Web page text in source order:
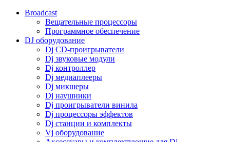
Broadcast
Вещательные процессоры
Программное обеспечение
DJ оборудование
Dj CD-проигрыватели
Dj звуковые модули
Dj контроллер
Dj медиаплееры
Dj микшеры
Dj наушники
Dj проигрыватели винила
Dj процессоры эффектов
Dj станции и комплекты
Vj оборудование